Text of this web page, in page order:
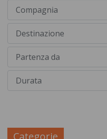
Categorie